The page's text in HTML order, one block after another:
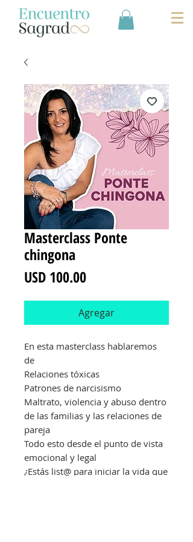
Masterclass Ponte
chingona
USD 100.00Precio
Agregar
En esta masterclass hablaremos
de
Relaciones tóxicas
Patrones de narcisismo
Maltrato, violencia y abuso dentro
de las familias y las relaciones de
pareja
Todo esto desde el punto de vista
emocional y legal
¿Estás list@ para iniciar la vida que